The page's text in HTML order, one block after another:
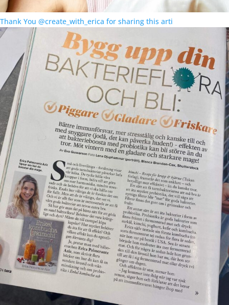
Thank You @create_with_erica for sharing this arti